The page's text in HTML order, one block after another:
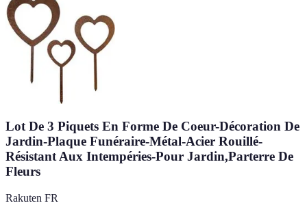
Lot De 3 Piquets En Forme De Coeur-Décoration De
Jardin-Plaque Funéraire-Métal-Acier Rouillé-
Résistant Aux Intempéries-Pour Jardin,Parterre De
Fleurs
Rakuten FR